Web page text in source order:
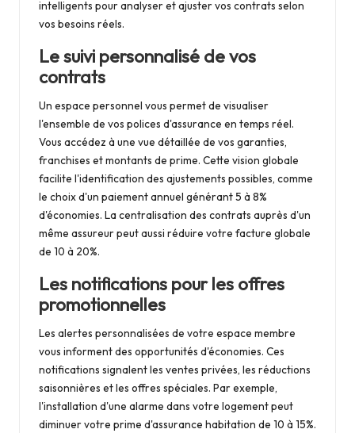
intelligents pour analyser et ajuster vos contrats selon
vos besoins réels.
Le suivi personnalisé de vos
contrats
Un espace personnel vous permet de visualiser
l'ensemble de vos polices d'assurance en temps réel.
Vous accédez à une vue détaillée de vos garanties,
franchises et montants de prime. Cette vision globale
facilite l'identification des ajustements possibles, comme
le choix d'un paiement annuel générant 5 à 8%
d'économies. La centralisation des contrats auprès d'un
même assureur peut aussi réduire votre facture globale
de 10 à 20%.
Les notifications pour les offres
promotionnelles
Les alertes personnalisées de votre espace membre
vous informent des opportunités d'économies. Ces
notifications signalent les ventes privées, les réductions
saisonnières et les offres spéciales. Par exemple,
l'installation d'une alarme dans votre logement peut
diminuer votre prime d'assurance habitation de 10 à 15%.